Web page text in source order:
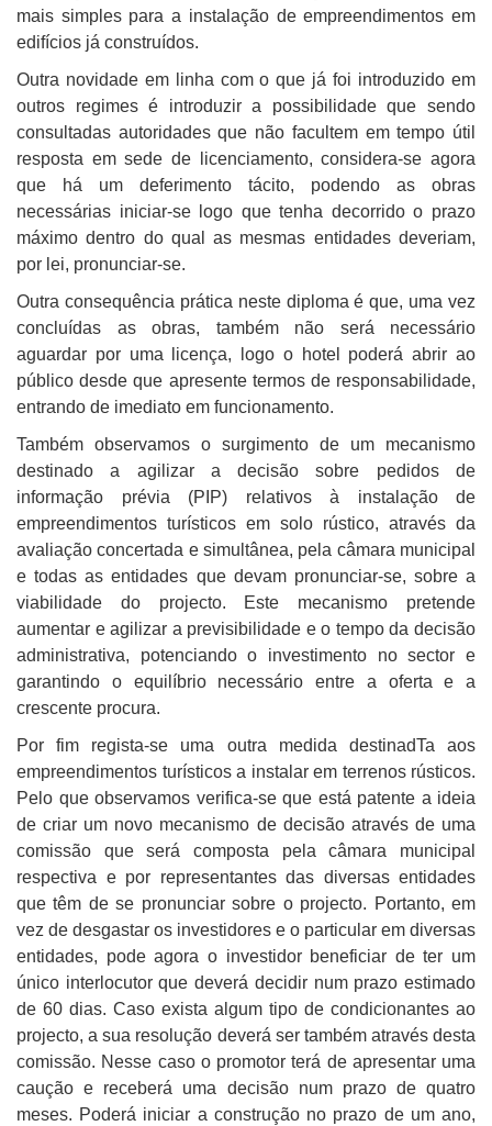
mais simples para a instalação de empreendimentos em
edifícios já construídos.
Outra novidade em linha com o que já foi introduzido em
outros regimes é introduzir a possibilidade que sendo
consultadas autoridades que não facultem em tempo útil
resposta em sede de licenciamento, considera-se agora
que há um deferimento tácito, podendo as obras
necessárias iniciar-se logo que tenha decorrido o prazo
máximo dentro do qual as mesmas entidades deveriam,
por lei, pronunciar-se.
Outra consequência prática neste diploma é que, uma vez
concluídas as obras, também não será necessário
aguardar por uma licença, logo o hotel poderá abrir ao
público desde que apresente termos de responsabilidade,
entrando de imediato em funcionamento.
Também observamos o surgimento de um mecanismo
destinado a agilizar a decisão sobre pedidos de
informação prévia (PIP) relativos à instalação de
empreendimentos turísticos em solo rústico, através da
avaliação concertada e simultânea, pela câmara municipal
e todas as entidades que devam pronunciar-se, sobre a
viabilidade do projecto. Este mecanismo pretende
aumentar e agilizar a previsibilidade e o tempo da decisão
administrativa, potenciando o investimento no sector e
garantindo o equilíbrio necessário entre a oferta e a
crescente procura.
Por fim regista-se uma outra medida destinadTa aos
empreendimentos turísticos a instalar em terrenos rústicos.
Pelo que observamos verifica-se que está patente a ideia
de criar um novo mecanismo de decisão através de uma
comissão que será composta pela câmara municipal
respectiva e por representantes das diversas entidades
que têm de se pronunciar sobre o projecto. Portanto, em
vez de desgastar os investidores e o particular em diversas
entidades, pode agora o investidor beneficiar de ter um
único interlocutor que deverá decidir num prazo estimado
de 60 dias. Caso exista algum tipo de condicionantes ao
projecto, a sua resolução deverá ser também através desta
comissão. Nesse caso o promotor terá de apresentar uma
caução e receberá uma decisão num prazo de quatro
meses. Poderá iniciar a construção no prazo de um ano,